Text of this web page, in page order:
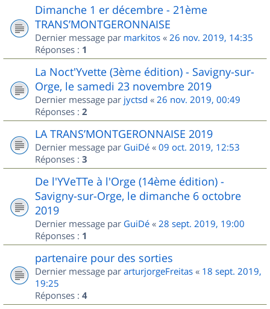
Dimanche 1 er décembre - 21ème
TRANS’MONTGERONNAISE
Dernier message par markitos « 26 nov. 2019, 14:35
Réponses : 1
La Noct'Yvette (3ème édition) - Savigny-sur-
Orge, le samedi 23 novembre 2019
Dernier message par jyctsd « 26 nov. 2019, 00:49
Réponses : 2
LA TRANS’MONTGERONNAISE 2019
Dernier message par GuiDé « 09 oct. 2019, 12:53
Réponses : 3
De l'YVeTTe à l'Orge (14ème édition) -
Savigny-sur-Orge, le dimanche 6 octobre
2019
Dernier message par GuiDé « 28 sept. 2019, 19:00
Réponses : 1
partenaire pour des sorties
Dernier message par arturjorgeFreitas « 18 sept. 2019,
19:25
Réponses : 4